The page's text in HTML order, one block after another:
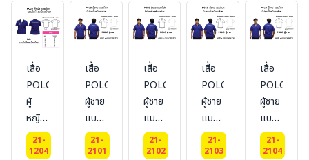
TC
DRY
TECH
เสื้อ
POLO-
ผู้
หญิง
แบบ
ไม่มี
21-
1204
เสื้อ
POLO-
ผู้ชาย
แบบ
มี
กระเป๋า
21-
2101
เสื้อ
POLO-
ผู้ชาย
แบบ
มี
กระเป๋า
21-
2102
เสื้อ
POLO-
ผู้ชาย
แบบ
มี
กระเป๋า
21-
2103
เสื้อ
POLO-
ผู้ชาย
แบบ
มี
กระเป๋า
21-
2104